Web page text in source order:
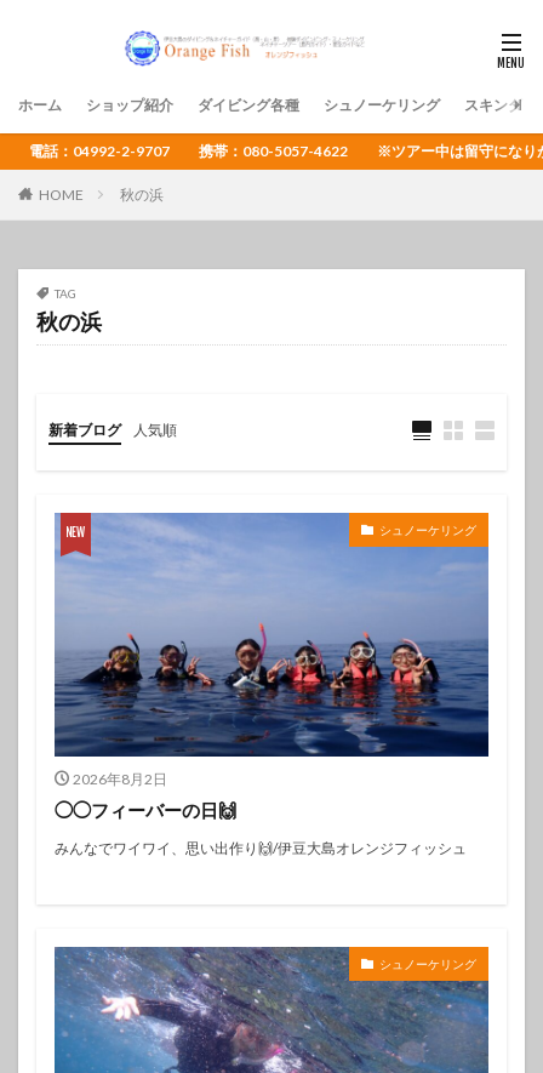
ホーム ショップ紹介 ダイビング各種 シュノーケリング スキンダイ
電話：04992-2-9707 携帯：080-5057-4622 ※ツアー中は留守になりがち
HOME 秋の浜
TAG
秋の浜
新着ブログ 人気順
シュノーケリング
2026年8月2日
◯◯フィーバーの日🙌
みんなでワイワイ、思い出作り🙌/伊豆大島オレンジフィッシュ
シュノーケリング